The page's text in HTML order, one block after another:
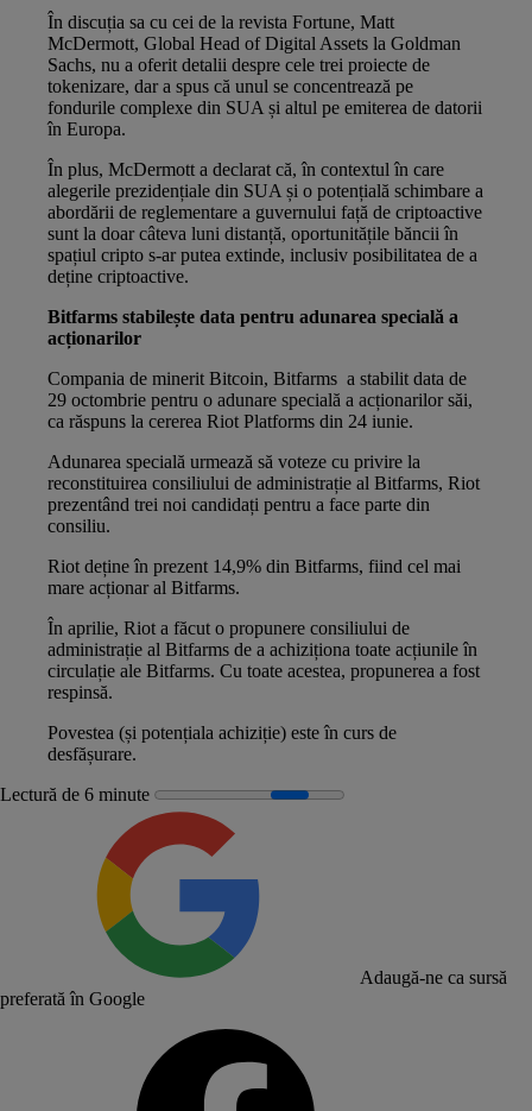
În discuția sa cu cei de la revista Fortune, Matt
McDermott, Global Head of Digital Assets la Goldman
Sachs, nu a oferit detalii despre cele trei proiecte de
tokenizare, dar a spus că unul se concentrează pe
fondurile complexe din SUA și altul pe emiterea de datorii
în Europa.
În plus, McDermott a declarat că, în contextul în care
alegerile prezidențiale din SUA și o potențială schimbare a
abordării de reglementare a guvernului față de criptoactive
sunt la doar câteva luni distanță, oportunitățile băncii în
spațiul cripto s-ar putea extinde, inclusiv posibilitatea de a
deține criptoactive.
Bitfarms stabilește data pentru adunarea specială a
acționarilor
Compania de minerit Bitcoin, Bitfarms a stabilit data de
29 octombrie pentru o adunare specială a acționarilor săi,
ca răspuns la cererea Riot Platforms din 24 iunie.
Adunarea specială urmează să voteze cu privire la
reconstituirea consiliului de administrație al Bitfarms, Riot
prezentând trei noi candidați pentru a face parte din
consiliu.
Riot deține în prezent 14,9% din Bitfarms, fiind cel mai
mare acționar al Bitfarms.
În aprilie, Riot a făcut o propunere consiliului de
administrație al Bitfarms de a achiziționa toate acțiunile în
circulație ale Bitfarms. Cu toate acestea, propunerea a fost
respinsă.
Povestea (și potențiala achiziție) este în curs de
desfășurare.
Lectură de 6 minute
Adaugă-ne ca sursă
preferată în Google